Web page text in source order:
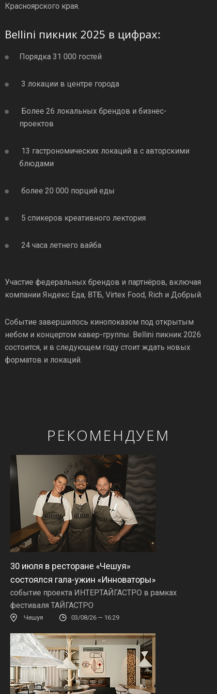
Красноярского края.
Bellini пикник 2025 в цифрах:
Порядка 31 000 гостей
3 локации в центре города
Более 26 локальных брендов и бизнес-
проектов
13 гастрономических локаций в с авторскими
блюдами
более 20 000 порций еды
5 спикеров креативного лектория
24 часа летнего вайба
Участие федеральных брендов и партнёров, включая
компании Яндекс Еда, ВТБ, Virtex Food, Rich и Добрый.
Событие завершилось кинопоказом под открытым
небом и концертом кавер-группы. Bellini пикник 2026
состоится, и в следующем году стоит ждать новых
форматов и локаций.
РЕКОМЕНДУЕМ
30 июля в ресторане «Чешуя»
состоялся гала-ужин «Инноваторы»
событие проекта ИНТЕРТАЙГАСТРО в рамках
фестиваля ТАЙГАСТРО
Чешуя 03/08/26 — 16:29